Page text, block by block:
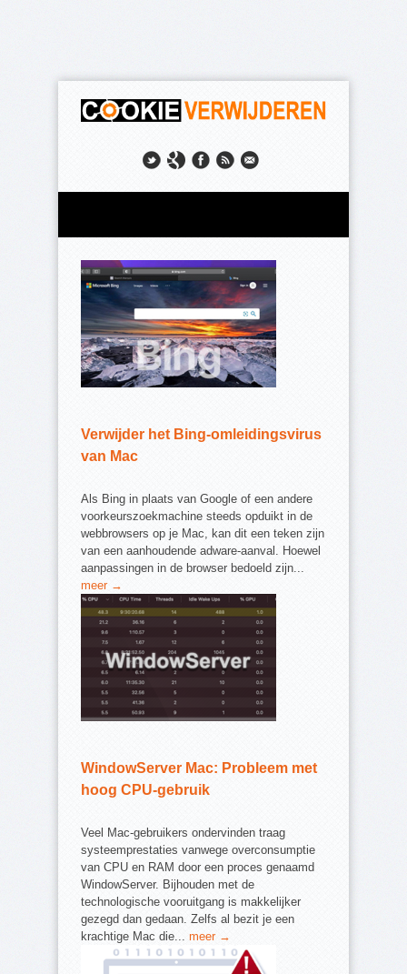
Verwijder het Bing-omleidingsvirus
van Mac
Als Bing in plaats van Google of een andere
voorkeurszoekmachine steeds opduikt in de
webbrowsers op je Mac, kan dit een teken zijn
van een aanhoudende adware-aanval. Hoewel
aanpassingen in de browser bedoeld zijn...
meer →
WindowServer Mac: Probleem met
hoog CPU-gebruik
Veel Mac-gebruikers ondervinden traag
systeemprestaties vanwege overconsumptie
van CPU en RAM door een proces genaamd
WindowServer. Bijhouden met de
technologische vooruitgang is makkelijker
gezegd dan gedaan. Zelfs al bezit je een
krachtige Mac die... meer →